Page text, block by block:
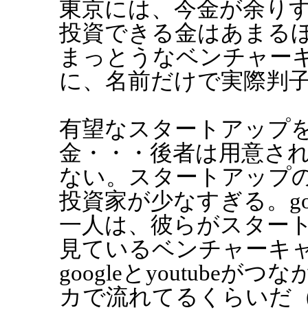
東京には、今金が余り
投資できる金はあまる
まっとうなベンチャー
に、名前だけで実際判
有望なスタートアップ
金・・・後者は用意さ
ない。スタートアップ
投資家が少なすぎる。
一人は、彼らがスター
見ているベンチャーキ
googleとyoutubeがつ
カで流れてるくらいだ